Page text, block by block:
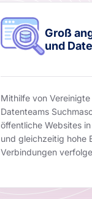
Groß
und
Mithilfe von
Datenteams
öffentliche Websites
und gleichzeitig hohe
Verbindungen